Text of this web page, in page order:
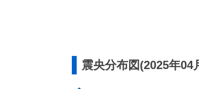
震央分布図(2025年04